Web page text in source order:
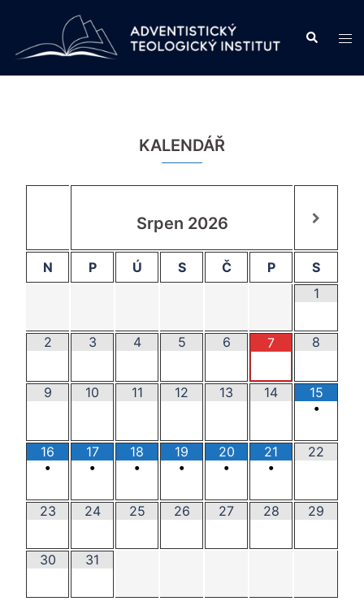
content
Search
KALENDÁŘ
Srpen 2026
N P Ú S Č P
S
1
2 3 4 5 6 7 8
9 10 11 12 13 14
15
•
16
•
17
•
18
•
19
•
20
•
21
•
22
23 24 25 26 27 28 29
30 31